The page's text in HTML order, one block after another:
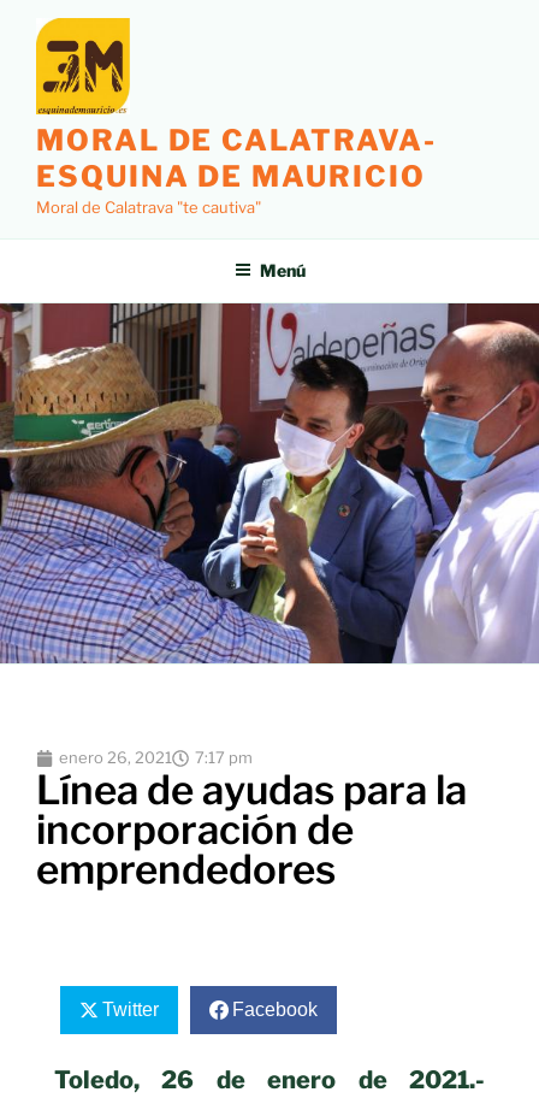
MORAL DE CALATRAVA-
ESQUINA DE MAURICIO
Moral de Calatrava "te cautiva"
Menú
enero 26, 2021 7:17 pm
Línea de ayudas para la
incorporación de
emprendedores
Twitter Facebook
Toledo, 26 de enero de 2021.-